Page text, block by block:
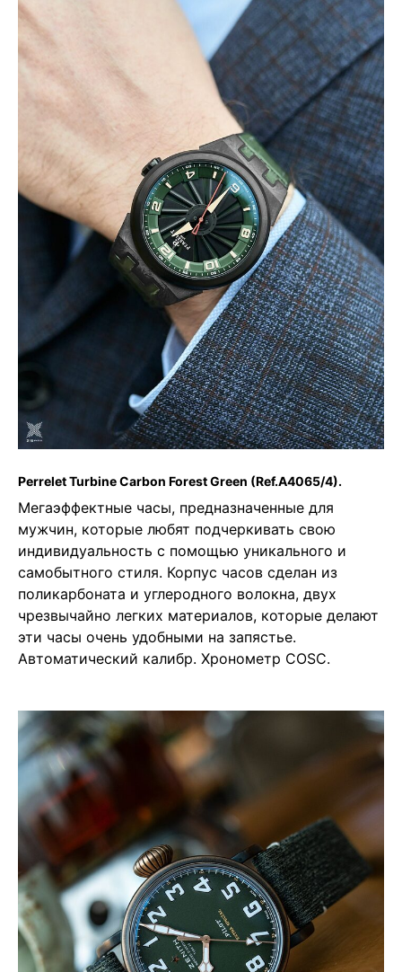
Perrelet Turbine Carbon Forest Green (Ref.A4065/4).
Мегаэффектные часы, предназначенные для
мужчин, которые любят подчеркивать свою
индивидуальность с помощью уникального и
самобытного стиля. Корпус часов сделан из
поликарбоната и углеродного волокна, двух
чрезвычайно легких материалов, которые делают
эти часы очень удобными на запястье.
Автоматический калибр. Хронометр COSC.